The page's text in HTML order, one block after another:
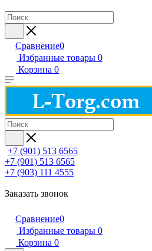
Сравнение0
Избранные товары 0
Корзина 0
+7 (901) 513 6565
+7 (901) 513 6565
+7 (903) 111 4555
Заказать звонок
Сравнение0
Избранные товары 0
Корзина 0